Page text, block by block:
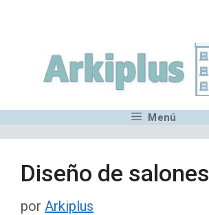
contenido
Menú
Diseño de salones
por Arkiplus